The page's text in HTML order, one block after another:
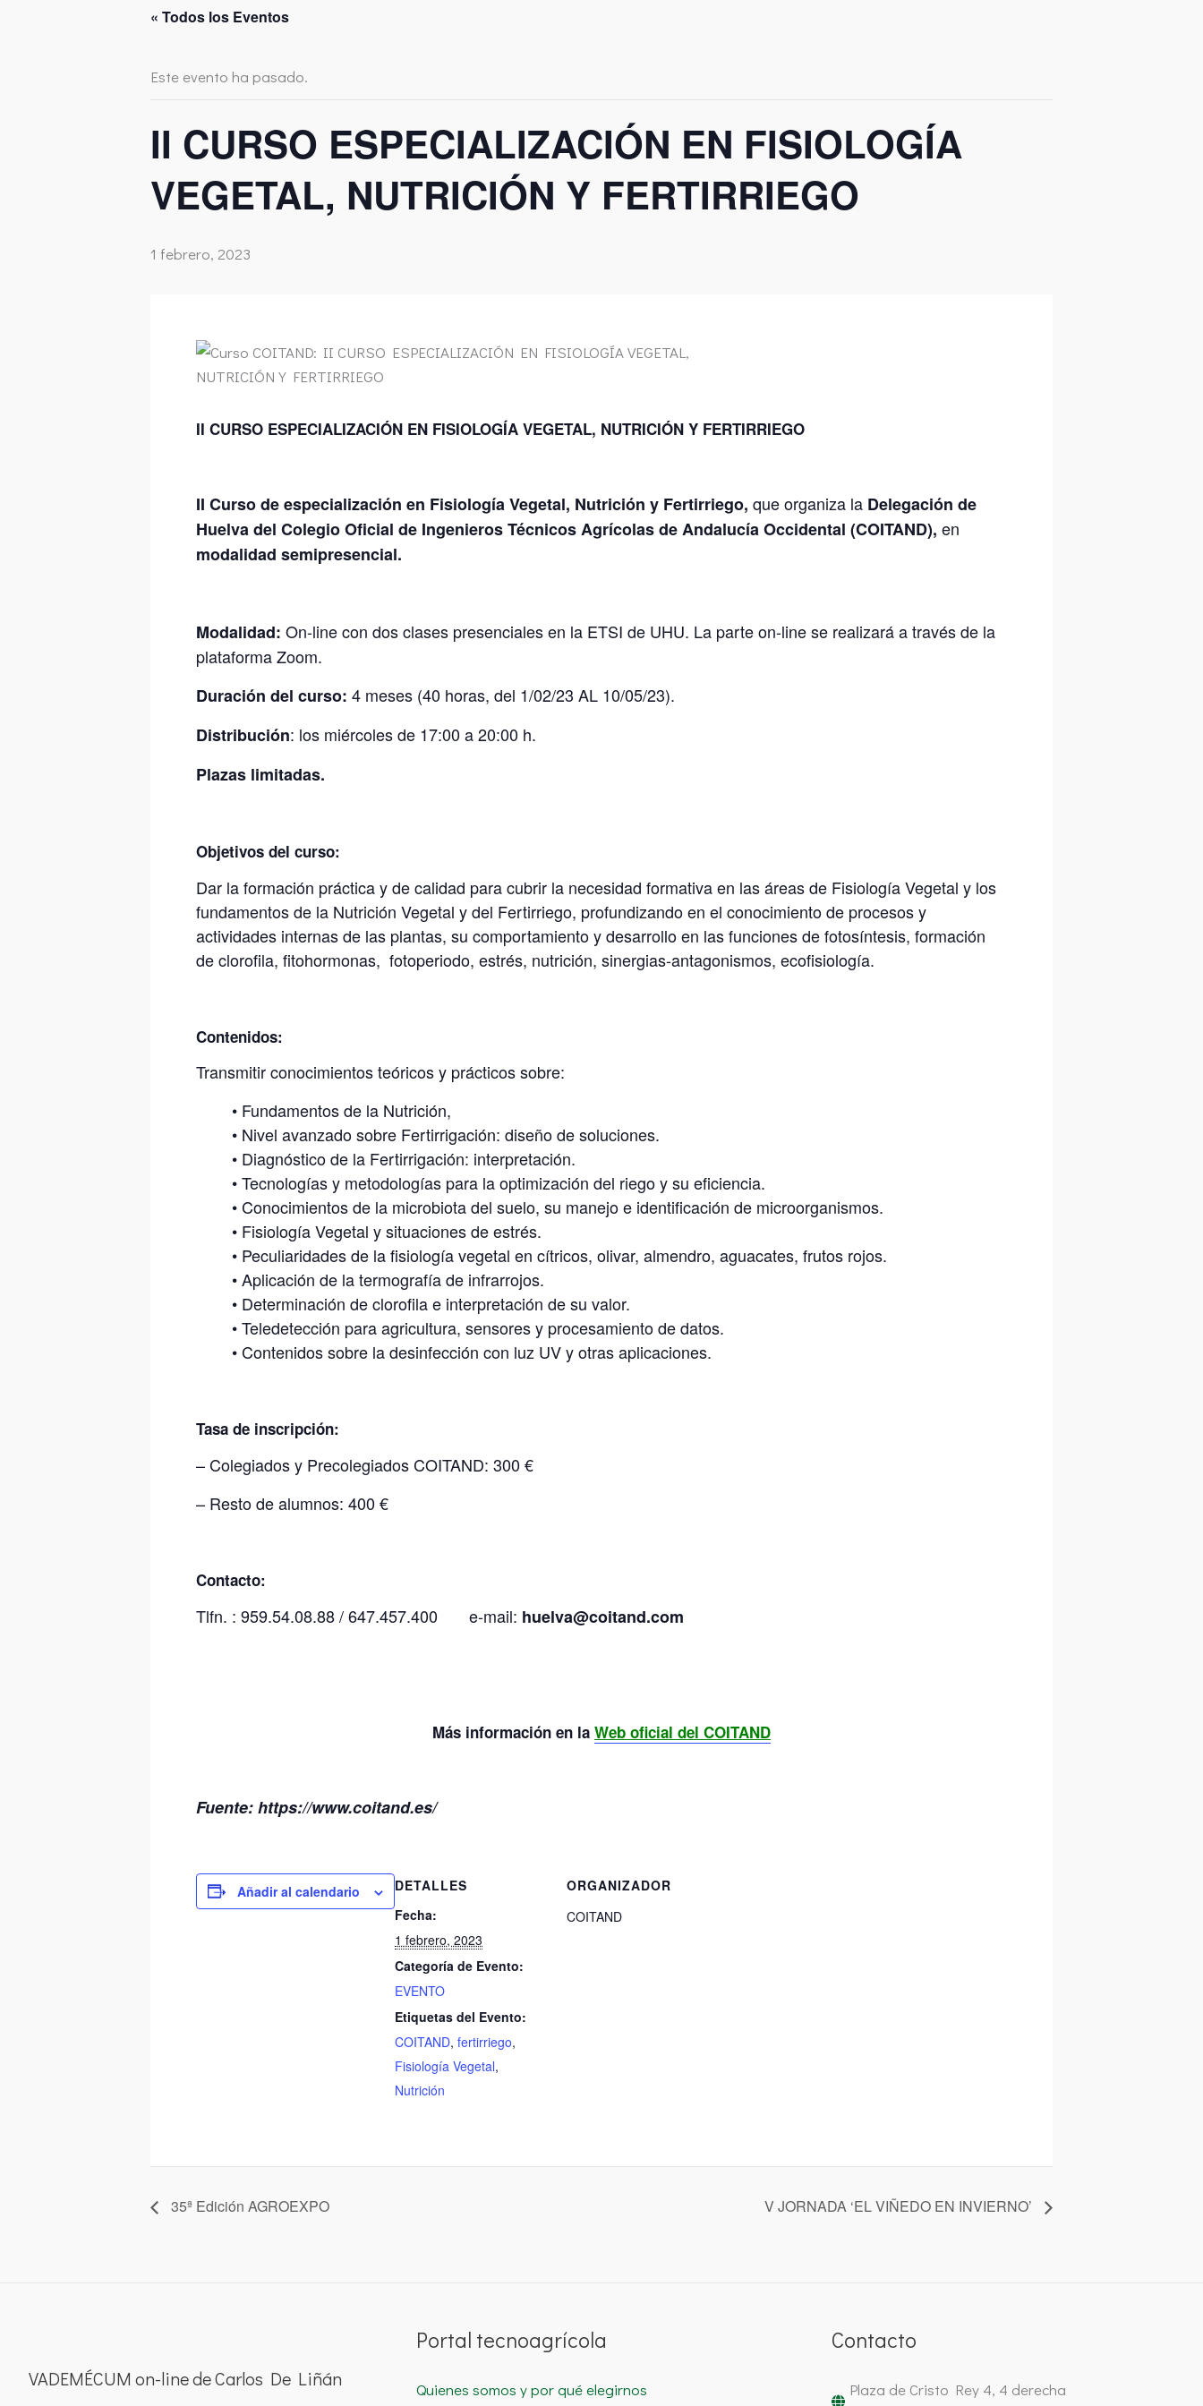
« Todos los Eventos
Este evento ha pasado.
II CURSO ESPECIALIZACIÓN EN FISIOLOGÍA
VEGETAL, NUTRICIÓN Y FERTIRRIEGO
1 febrero, 2023
II CURSO ESPECIALIZACIÓN EN FISIOLOGÍA VEGETAL, NUTRICIÓN Y FERTIRRIEGO
II Curso de especialización en Fisiología Vegetal, Nutrición y Fertirriego, que organiza la Delegación de
Huelva del Colegio Oficial de Ingenieros Técnicos Agrícolas de Andalucía Occidental (COITAND), en
modalidad semipresencial.
Modalidad: On-line con dos clases presenciales en la ETSI de UHU. La parte on-line se realizará a través de la
plataforma Zoom.
Duración del curso: 4 meses (40 horas, del 1/02/23 AL 10/05/23).
Distribución: los miércoles de 17:00 a 20:00 h.
Plazas limitadas.
Objetivos del curso:
Dar la formación práctica y de calidad para cubrir la necesidad formativa en las áreas de Fisiología Vegetal y los
fundamentos de la Nutrición Vegetal y del Fertirriego, profundizando en el conocimiento de procesos y
actividades internas de las plantas, su comportamiento y desarrollo en las funciones de fotosíntesis, formación
de clorofila, fitohormonas, fotoperiodo, estrés, nutrición, sinergias-antagonismos, ecofisiología.
Contenidos:
Transmitir conocimientos teóricos y prácticos sobre:
• Fundamentos de la Nutrición,
• Nivel avanzado sobre Fertirrigación: diseño de soluciones.
• Diagnóstico de la Fertirrigación: interpretación.
•Tecnologías y metodologías para la optimización del riego y su eficiencia.
• Conocimientos de la microbiota del suelo, su manejo e identificación de microorganismos.
• Fisiología Vegetal y situaciones de estrés.
• Peculiaridades de la fisiología vegetal en cítricos, olivar, almendro, aguacates, frutos rojos.
•Aplicación de la termografía de infrarrojos.
• Determinación de clorofila e interpretación de su valor.
•Teledetección para agricultura, sensores y procesamiento de datos.
• Contenidos sobre la desinfección con luz UV y otras aplicaciones.
Tasa de inscripción:
– Colegiados y Precolegiados COITAND: 300 €
– Resto de alumnos: 400 €
Contacto:
Tlfn. : 959.54.08.88 / 647.457.400 e-mail: huelva@coitand.com
Más información en la Web oficial del COITAND
Fuente: https://www.coitand.es/
Añadir al calendario
DETALLES
Fecha:
1 febrero, 2023
Categoría de Evento:
EVENTO
Etiquetas del Evento:
COITAND, fertirriego,
Fisiología Vegetal,
Nutrición
ORGANIZADOR
COITAND
35ª Edición AGROEXPO V JORNADA ‘EL VIÑEDO EN INVIERNO’
VADEMÉCUM on-line de Carlos De Liñán
Portal tecnoagrícola
Quienes somos y por qué elegirnos
Contacto
Plaza de Cristo Rey 4, 4 derecha